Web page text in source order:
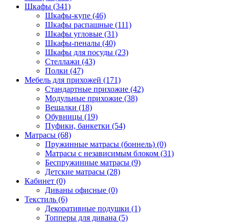
Шкафы (341)
Шкафы-купе (46)
Шкафы распашные (111)
Шкафы угловые (31)
Шкафы-пеналы (40)
Шкафы для посуды (23)
Стеллажи (43)
Полки (47)
Мебель для прихожей (171)
Стандартные прихожие (42)
Модульные прихожие (38)
Вешалки (18)
Обувницы (19)
Пуфики, банкетки (54)
Матрасы (68)
Пружинные матрасы (боннель) (0)
Матрасы с независимым блоком (31)
Беспружинные матрасы (9)
Детские матрасы (28)
Кабинет (0)
Диваны офисные (0)
Текстиль (6)
Декоративные подушки (1)
Топперы для дивана (5)